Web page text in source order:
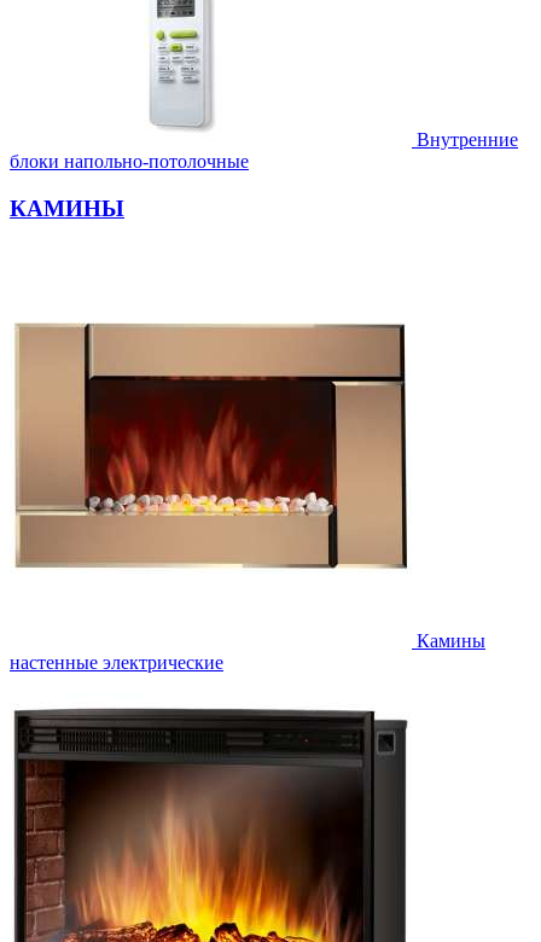
Внутренние
блоки напольно-потолочные
КАМИНЫ
Камины
настенные электрические